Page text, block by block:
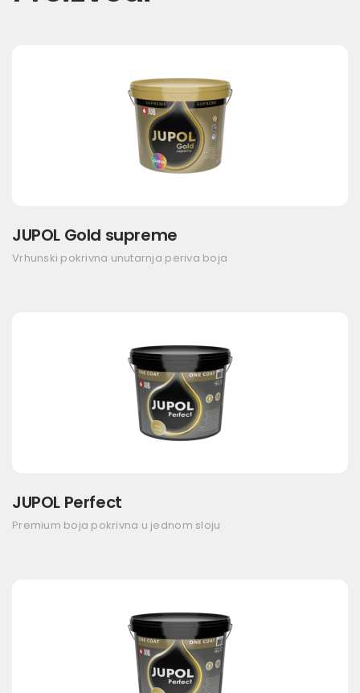
JUPOL Gold supreme
Vrhunski pokrivna unutarnja periva boja
JUPOL Perfect
Premium boja pokrivna u jednom sloju